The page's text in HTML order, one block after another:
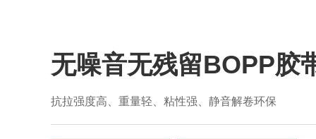
无噪音无残留BOPP胶
抗拉强度高、重量轻、粘性强、静音解卷环保